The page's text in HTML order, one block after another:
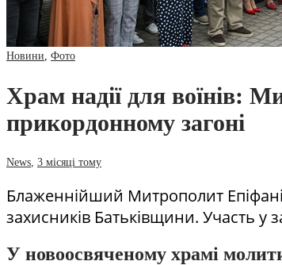
Новини Фото
Храм надії для воїнів:
прикордонному загоні
News 3 місяці тому
Блаженнійший Митрополит
захисників Батьківщини. Участь у
У новоосвяченому храмі